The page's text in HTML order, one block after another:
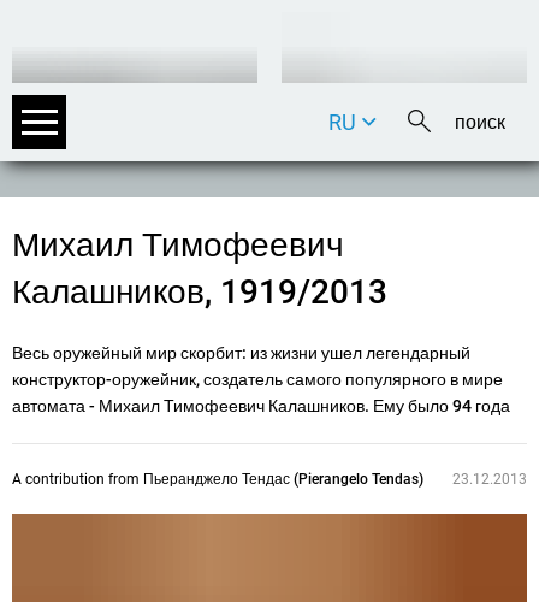
DE
IT
RU
Михаил Тимофеевич
Калашников, 1919/2013
Весь оружейный мир скорбит: из жизни ушел легендарный
конструктор-оружейник, создатель самого популярного в мире
автомата - Михаил Тимофеевич Калашников. Ему было 94 года
A contribution from Пьеранджело Тендас (Pierangelo Tendas) 23.12.2013